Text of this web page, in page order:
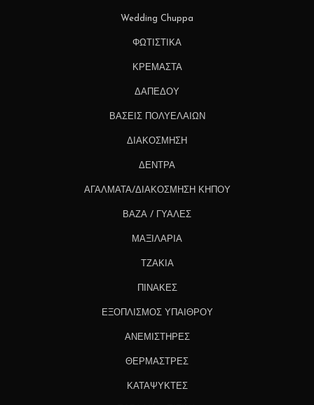
Wedding Chuppa
ΦΩΤΙΣΤΙΚΑ
ΚΡΕΜΑΣΤΑ
ΔΑΠΕΔΟΥ
ΒΑΣΕΙΣ ΠΟΛΥΕΛΑΙΩΝ
ΔΙΑΚΟΣΜΗΣΗ
ΔΕΝΤΡΑ
ΑΓΑΛΜΑΤΑ/ΔΙΑΚΟΣΜΗΣΗ ΚΗΠΟΥ
ΒΑΖΑ / ΓΥΑΛΕΣ
ΜΑΞΙΛΑΡΙΑ
ΤΖΑΚΙΑ
ΠΙΝΑΚΕΣ
ΕΞΟΠΛΙΣΜΟΣ ΥΠΑΙΘΡΟΥ
ΑΝΕΜΙΣΤΗΡΕΣ
ΘΕΡΜΑΣΤΡΕΣ
ΚΑΤΑΨΥΚΤΕΣ